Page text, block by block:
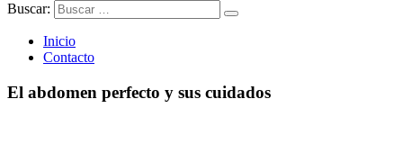
Ella Mujer
Buscar:
Inicio
Contacto
El abdomen perfecto y sus cuidados